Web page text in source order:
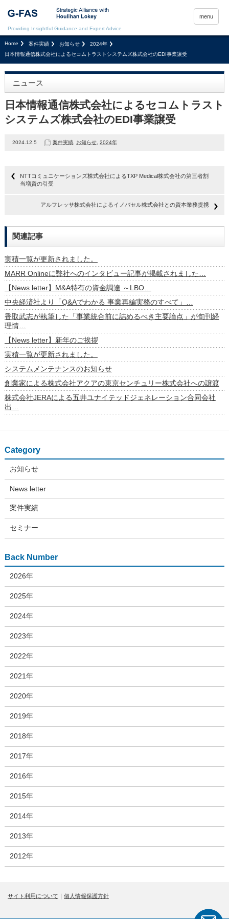
Providing Insightful Guidance and Expert Advice
menu
Home 案件実績 お知らせ
2024年
日本情報通信株式会社によるセコムトラストシステムズ株式会社のEDI事業譲受
ニュース
日本情報通信株式会社によるセコムトラスト
システムズ株式会社のEDI事業譲受
2024.12.5 案件実績, お知らせ, 2024年
NTTコミュニケーションズ株式会社によるTXP Medical株式会社の第三者割
当増資の引受
アルフレッサ株式会社によるイノバセル株式会社との資本業務提携
関連記事
実積一覧が更新されました。
MARR Onlineに弊社へのインタビュー記事が掲載されました…
【News letter】M&A特有の資金調達 ～LBO…
中央経済社より「Q&Aでわかる 事業再編実務のすべて」…
香取武志が執筆した「事業統合前に詰めるべき主要論点」が旬刊経
理情…
【News letter】新年のご挨拶
実積一覧が更新されました。
システムメンテナンスのお知らせ
創業家による株式会社アクアの東京センチュリー株式会社への譲渡
株式会社JERAによる五井ユナイテッドジェネレーション合同会社
出…
Category
お知らせ
News letter
案件実績
セミナー
Back Number
2026年
2025年
2024年
2023年
2022年
2021年
2020年
2019年
2018年
2017年
2016年
2015年
2014年
2013年
2012年
サイト利用について 個人情報保護方針